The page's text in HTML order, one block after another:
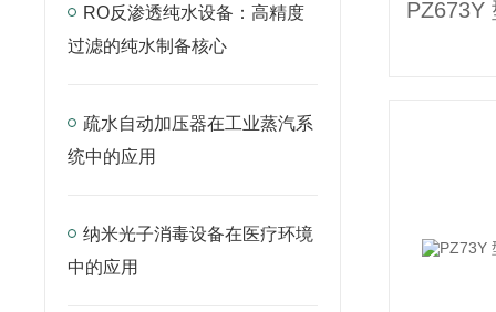
RO反渗透纯水设备：高精度
过滤的纯水制备核心
疏水自动加压器在工业蒸汽系
统中的应用
纳米光子消毒设备在医疗环境
中的应用